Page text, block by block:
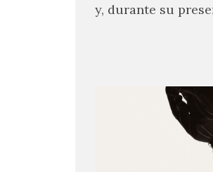
y, durante su